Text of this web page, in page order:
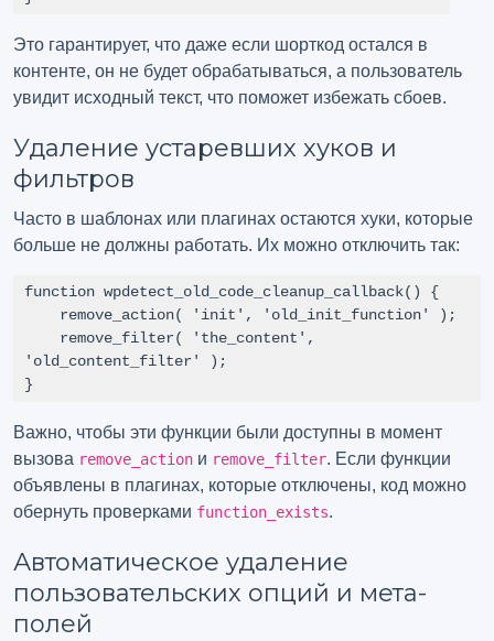
Это гарантирует, что даже если шорткод остался в
контенте, он не будет обрабатываться, а пользователь
увидит исходный текст, что поможет избежать сбоев.
Удаление устаревших хуков и
фильтров
Часто в шаблонах или плагинах остаются хуки, которые
больше не должны работать. Их можно отключить так:
function wpdetect_old_code_cleanup_callback() {
'old_content_filter' );
}
Важно, чтобы эти функции были доступны в момент
вызова remove_action и remove_filter. Если функции
объявлены в плагинах, которые отключены, код можно
обернуть проверками function_exists.
Автоматическое удаление
пользовательских опций и мета-
полей